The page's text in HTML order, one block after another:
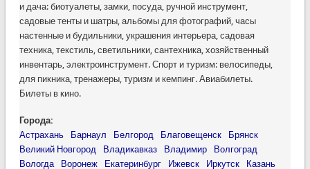
и дача: биотуалеты, замки, посуда, ручной инструмент,
садовые тенты и шатры, альбомы для фотографий, часы
настенные и будильники, украшения интерьера, садовая
техника, текстиль, светильники, сантехника, хозяйственный
инвентарь, электроинструмент. Спорт и туризм: велосипеды,
для пикника, тренажеры, туризм и кемпинг. Авиабилеты.
Билеты в кино.
Города:
Астрахань
Барнаул Белгород Благовещенск
Брянск
Великий Новгород
Владикавказ Владимир
Волгоград
Вологда
Воронеж Екатеринбург Ижевск Иркутск Казань